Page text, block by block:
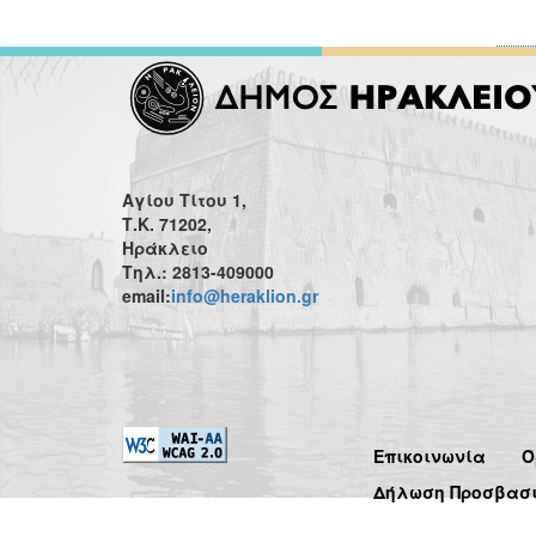
Αγίου Τίτου 1,
Τ.Κ. 71202,
Ηράκλειο
Τηλ.: 2813-409000
email:info@heraklion.gr
Επικοινωνία
Δήλωση